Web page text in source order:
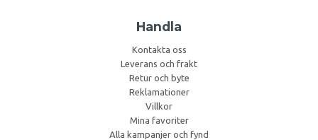
Handla
Kontakta oss
Leverans och frakt
Retur och byte
Reklamationer
Villkor
Mina favoriter
Alla kampanjer och fynd